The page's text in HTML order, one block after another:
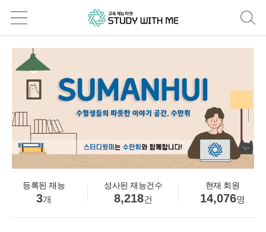
등록된 재능
3개
성사된 재능건수
8,218건
현재 회원
14,076명